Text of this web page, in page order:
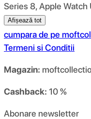
Series 8, Apple Watch
Afișează tot
cumpara de pe
Termeni si Conditii
Magazin:
Cashback: 10 %
Abonare newsletter